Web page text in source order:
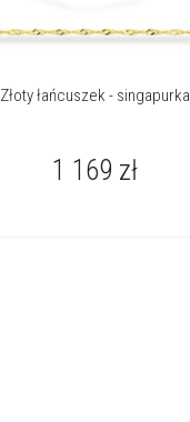
Złoty łańcuszek - singapurka
1 169 zł